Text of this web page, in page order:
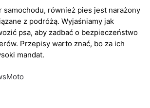
samochodu, również pies jest narażony
z podróżą. Wyjaśniamy jak
psa, aby zadbać o bezpieczeństwo
Przepisy warto znać, bo za ich
mandat.